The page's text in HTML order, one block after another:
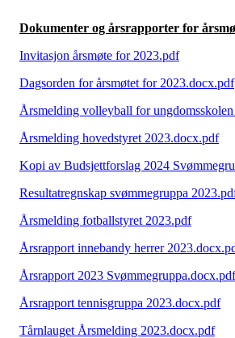
Dokumenter og årsrapporter for
Invitasjon årsmøte for 2023.pdf
Dagsorden for årsmøtet for 2023.docx.pdf
Årsmelding volleyball for
Årsmelding hovedstyret 2023.docx.pdf
Kopi av Budsjettforslag 2024
Resultatregnskap svømmegruppa
Årsmelding fotballstyret 2023.pdf
Årsrapport innebandy herrer
Årsrapport 2023 Svømmegruppa.docx.pdf
Årsrapport tennisgruppa 2023.docx.pdf
Tårnlauget Årsmelding 2023.docx.pdf